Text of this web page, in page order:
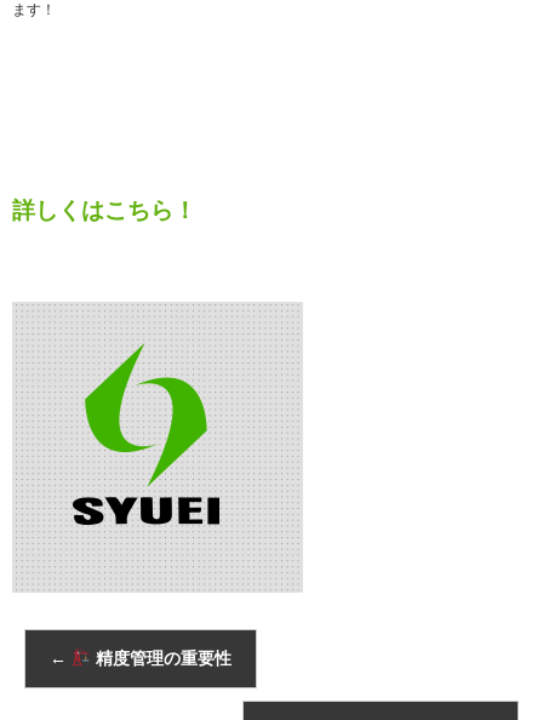
ます！
詳しくはこちら！
← 精度管理の重要性